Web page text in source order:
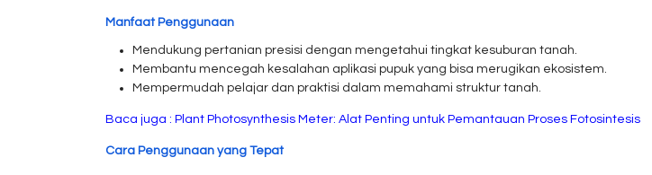
Manfaat Penggunaan
Mendukung pertanian presisi dengan mengetahui tingkat kesuburan tanah.
Membantu mencegah kesalahan aplikasi pupuk yang bisa merugikan ekosistem.
Mempermudah pelajar dan praktisi dalam memahami struktur tanah.
Baca juga : Plant Photosynthesis Meter: Alat Penting untuk Pemantauan Proses Fotosintesis
Cara Penggunaan yang Tepat